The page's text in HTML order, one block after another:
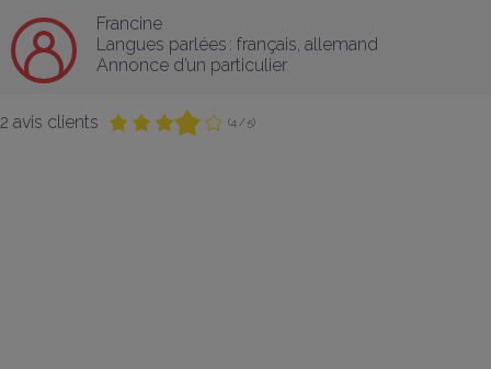
Francine
Langues parlées : français, allemand
Annonce d’un particulier
2 avis clients (4 / 5)